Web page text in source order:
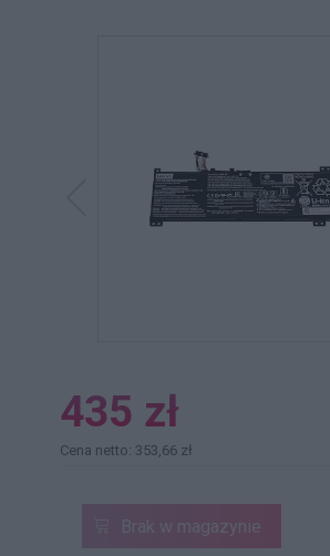
435 zł
Cena netto: 353,66 zł
Brak w magazynie